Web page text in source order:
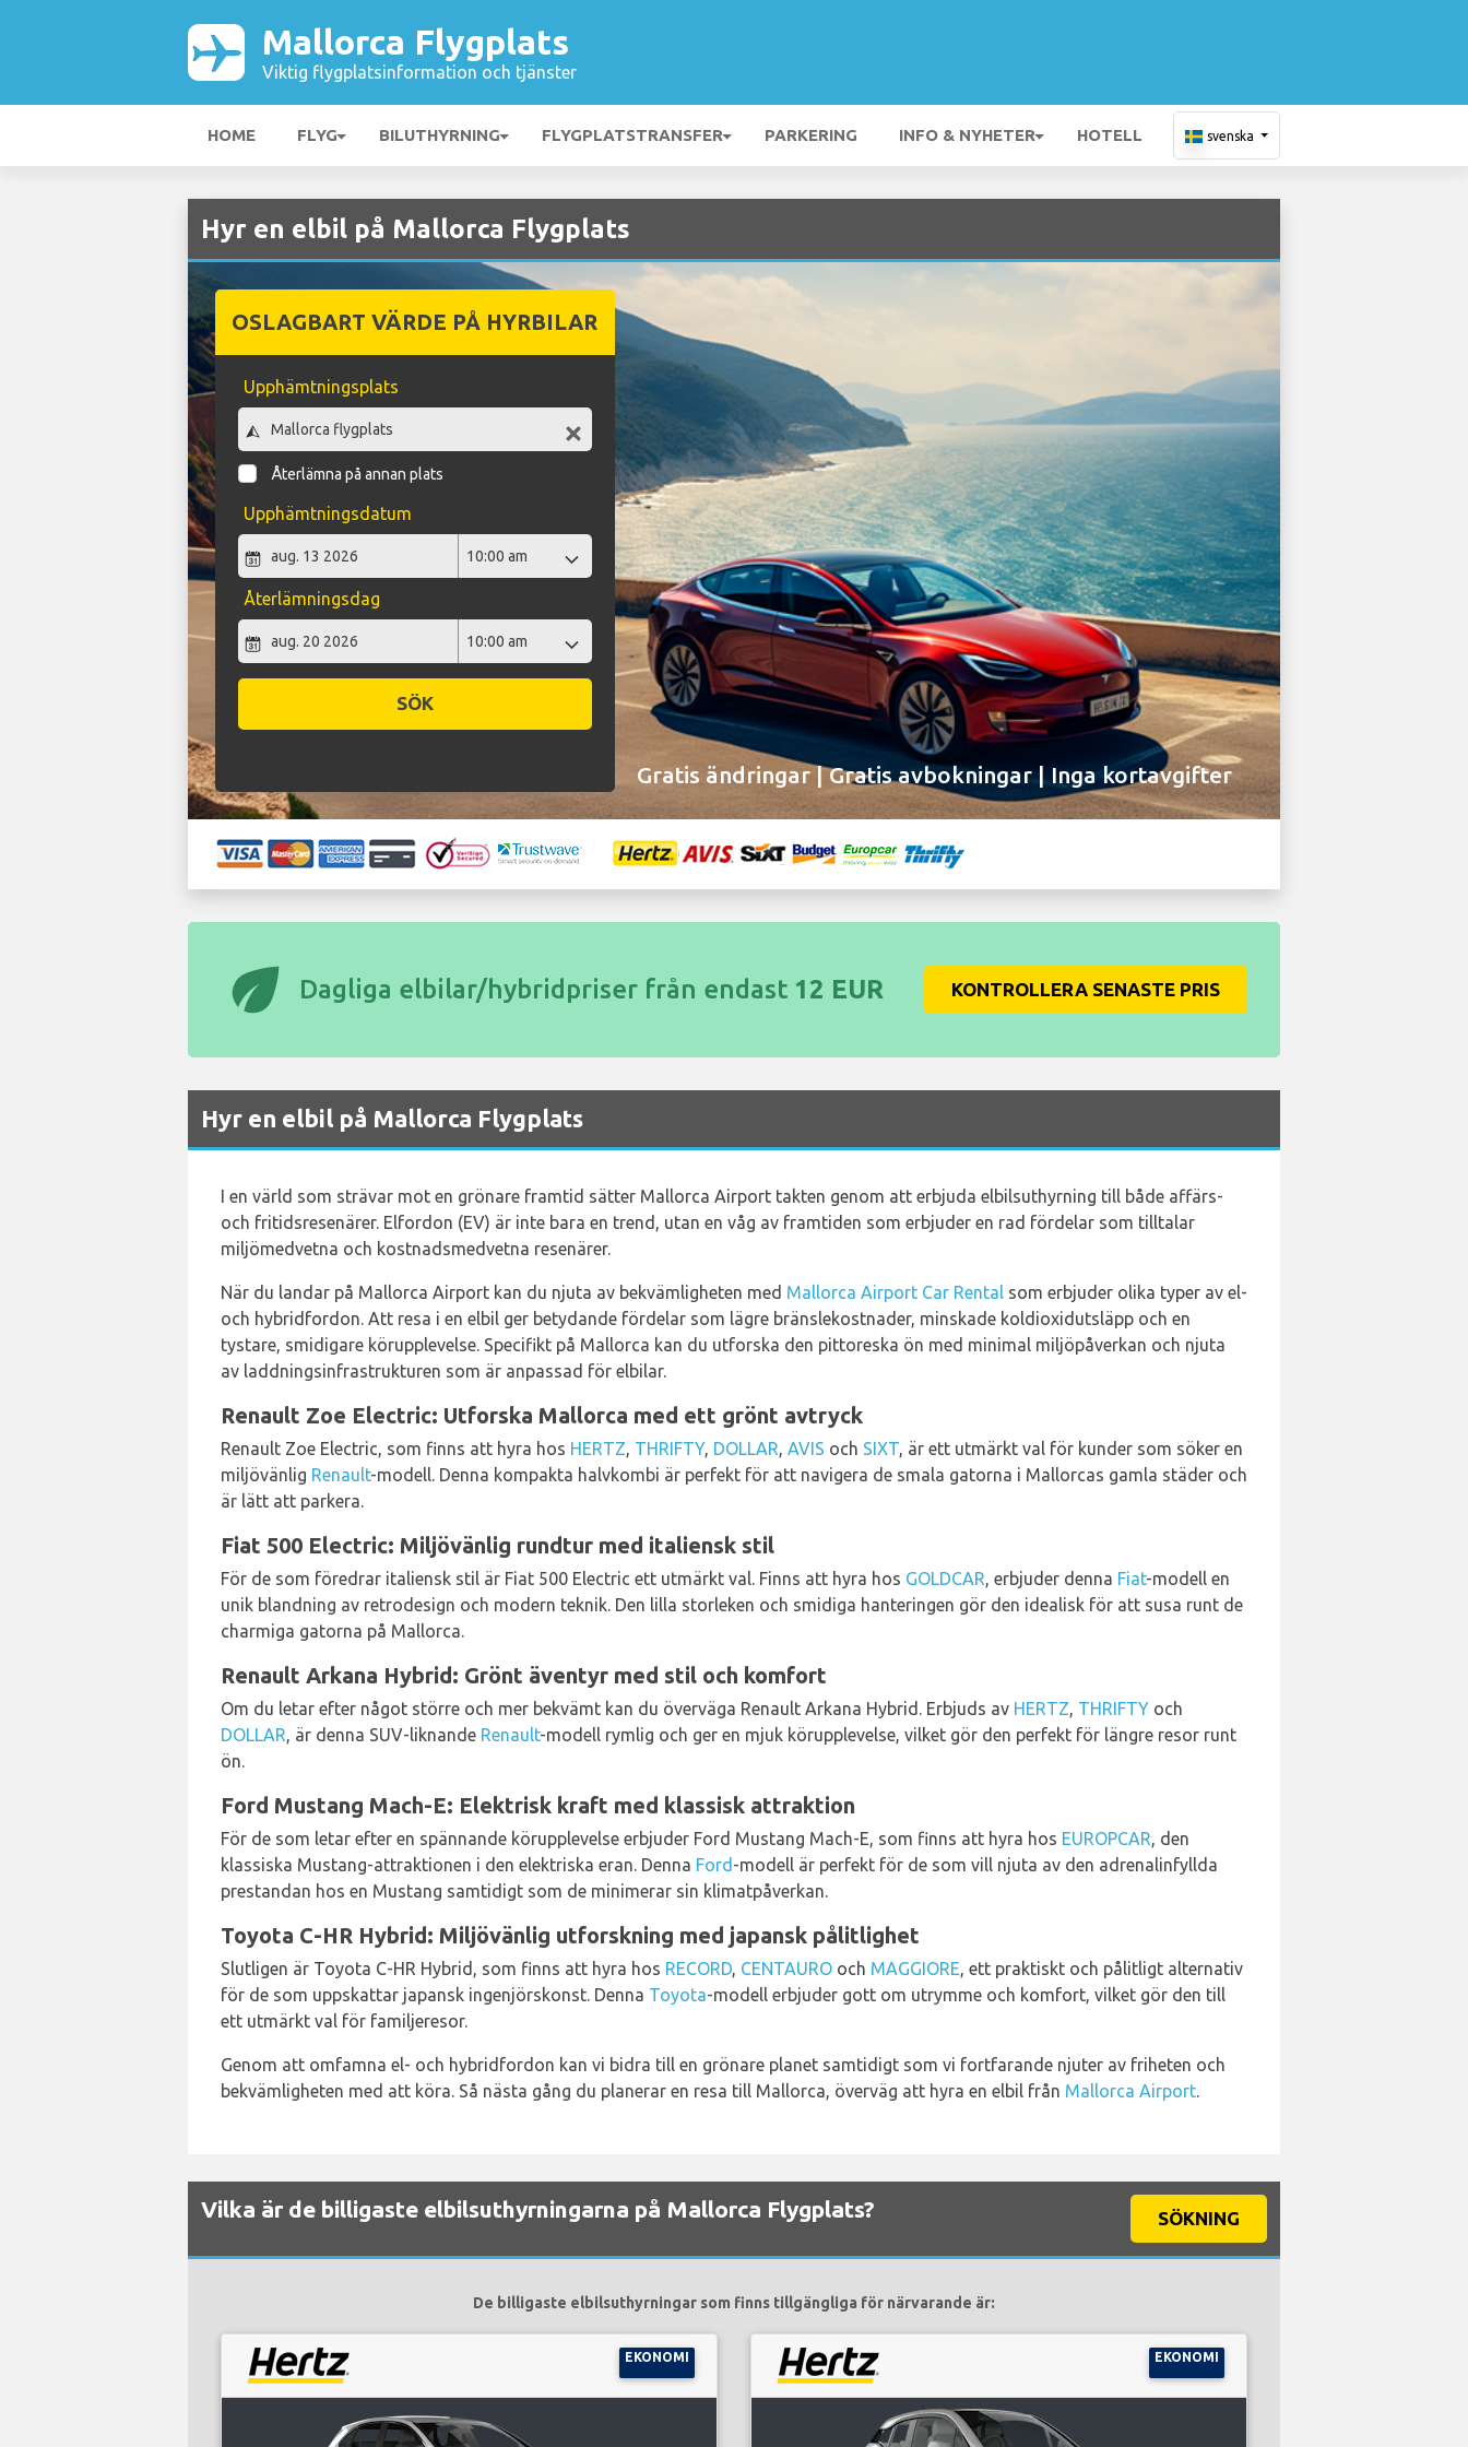
Mallorca Flygplats
Viktig flygplatsinformation och tjänster
HOME FLYG BILUTHYRNING FLYGPLATSTRANSFER PARKERING INFO & NYHETER HOTELL svenska
Hyr en elbil på Mallorca Flygplats
OSLAGBART VÄRDE PÅ HYRBILAR
Upphämtningsplats
Återlämna på annan plats
Upphämtningsdatum
Återlämningsdag
SÖK
Gratis ändringar | Gratis avbokningar | Inga kortavgifter
eco Dagliga elbilar/hybridpriser från endast 12 EUR KONTROLLERA SENASTE PRIS
Hyr en elbil på Mallorca Flygplats
I en värld som strävar mot en grönare framtid sätter Mallorca Airport takten genom att erbjuda elbilsuthyrning till både affärs-
och fritidsresenärer. Elfordon (EV) är inte bara en trend, utan en våg av framtiden som erbjuder en rad fördelar som tilltalar
miljömedvetna och kostnadsmedvetna resenärer.
När du landar på Mallorca Airport kan du njuta av bekvämligheten med Mallorca Airport Car Rental som erbjuder olika typer av el-
och hybridfordon. Att resa i en elbil ger betydande fördelar som lägre bränslekostnader, minskade koldioxidutsläpp och en
tystare, smidigare körupplevelse. Specifikt på Mallorca kan du utforska den pittoreska ön med minimal miljöpåverkan och njuta
av laddningsinfrastrukturen som är anpassad för elbilar.
Renault Zoe Electric: Utforska Mallorca med ett grönt avtryck
Renault Zoe Electric, som finns att hyra hos HERTZ, THRIFTY, DOLLAR, AVIS och SIXT, är ett utmärkt val för kunder som söker en
miljövänlig Renault-modell. Denna kompakta halvkombi är perfekt för att navigera de smala gatorna i Mallorcas gamla städer och
är lätt att parkera.
Fiat 500 Electric: Miljövänlig rundtur med italiensk stil
För de som föredrar italiensk stil är Fiat 500 Electric ett utmärkt val. Finns att hyra hos GOLDCAR, erbjuder denna Fiat-modell en
unik blandning av retrodesign och modern teknik. Den lilla storleken och smidiga hanteringen gör den idealisk för att susa runt de
charmiga gatorna på Mallorca.
Renault Arkana Hybrid: Grönt äventyr med stil och komfort
Om du letar efter något större och mer bekvämt kan du överväga Renault Arkana Hybrid. Erbjuds av HERTZ, THRIFTY och
DOLLAR, är denna SUV-liknande Renault-modell rymlig och ger en mjuk körupplevelse, vilket gör den perfekt för längre resor runt
ön.
Ford Mustang Mach-E: Elektrisk kraft med klassisk attraktion
För de som letar efter en spännande körupplevelse erbjuder Ford Mustang Mach-E, som finns att hyra hos EUROPCAR, den
klassiska Mustang-attraktionen i den elektriska eran. Denna Ford -modell är perfekt för de som vill njuta av den adrenalinfyllda
prestandan hos en Mustang samtidigt som de minimerar sin klimatpåverkan.
Toyota C-HR Hybrid: Miljövänlig utforskning med japansk pålitlighet
Slutligen är Toyota C-HR Hybrid, som finns att hyra hos RECORD, CENTAURO och MAGGIORE, ett praktiskt och pålitligt alternativ
för de som uppskattar japansk ingenjörskonst. Denna Toyota-modell erbjuder gott om utrymme och komfort, vilket gör den till
ett utmärkt val för familjeresor.
Genom att omfamna el- och hybridfordon kan vi bidra till en grönare planet samtidigt som vi fortfarande njuter av friheten och
bekvämligheten med att köra. Så nästa gång du planerar en resa till Mallorca, överväg att hyra en elbil från Mallorca Airport.
Vilka är de billigaste elbilsuthyrningarna på Mallorca Flygplats? SÖKNING
De billigaste elbilsuthyrningar som finns tillgängliga för närvarande är:
EKONOMI EKONOMI